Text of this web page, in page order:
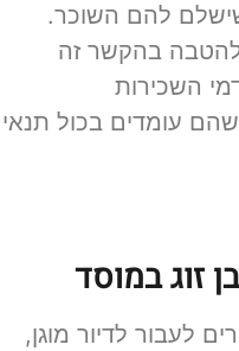
להם השוכר.
להטבה בהקשר זה
השכירות
עומדים בכול תנאי
זוג במוסד
לעבור לדיור מוגן,